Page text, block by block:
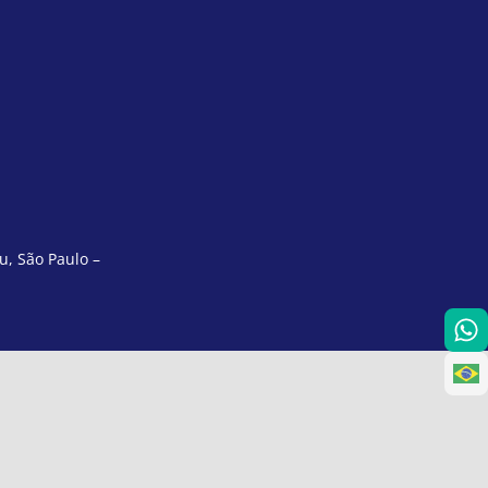
São Paulo –